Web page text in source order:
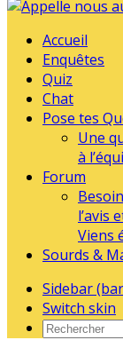
Accueil
Enquêtes
Quiz
Chat
Pose tes
Une
à
Forum
l’avis
Viens
Sourds &
Sidebar
Switch skin